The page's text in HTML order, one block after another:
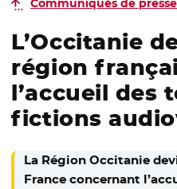
Communiqués de presse
L’Occitanie
région
l’accueil des
fictions
La Région Occitanie
France concernant